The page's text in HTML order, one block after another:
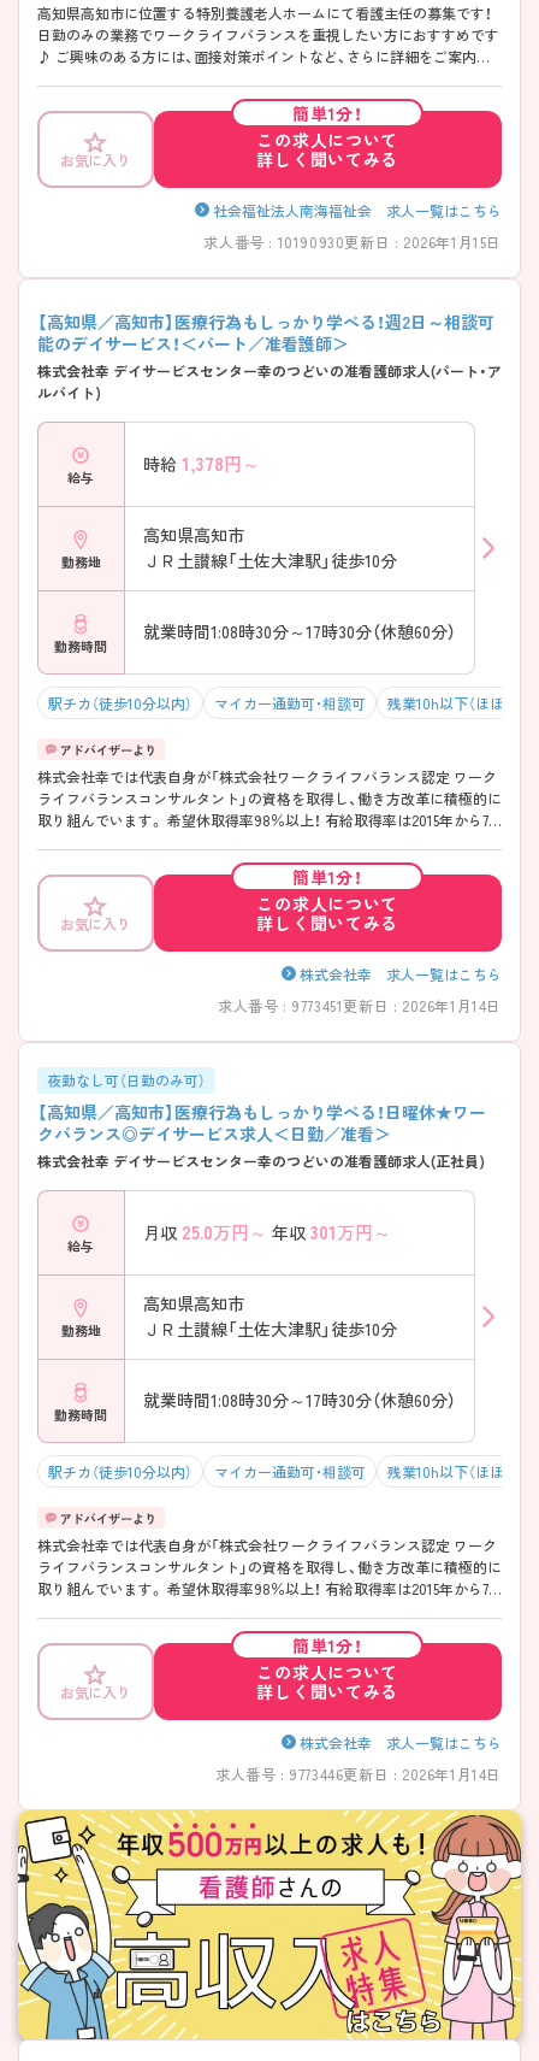
高知県高知市に位置する特別養護老人ホームにて看護主任の募集です！
日勤のみの業務でワークライフバランスを重視したい方におすすめです
♪ ご興味のある方には、面接対策ポイントなど、さらに詳細をご案内し
お気に入り
簡単1分！
この求人について
詳しく聞いてみる
社会福祉法人南海福祉会 求人一覧はこちら
求人番号 : 10190930更新日 : 2026年1月15日
【高知県／高知市】医療行為もしっかり学べる！週2日～相談可
能のデイサービス！＜パート／准看護師＞
株式会社幸 デイサービスセンター幸のつどいの准看護師求人(パート・ア
ルバイト)
給与
時給 1,378円～
勤務地
高知県高知市
ＪＲ土讃線「土佐大津駅」徒歩10分
勤務時間
就業時間1:08時30分～17時30分（休憩60分）
駅チカ（徒歩10分以内） マイカー通勤可・相談可 残業10h以下（ほぼなし）
株式会社幸では代表自身が「株式会社ワークライフバランス認定 ワーク
ライフバランスコンサルタント」の資格を取得し、働き方改革に積極的に
取り組んでいます。 希望休取得率98％以上！ 有給取得率は2015年から7
事の出来る環境が整っています。 また、最初に見学をしてからご面接と
なりますので、安心してご就業先を判断する事もできますよね♪ 子育て
世代も活躍中ですので是非興味のある方は一度ご相談ください。
お気に入り
簡単1分！
この求人について
詳しく聞いてみる
株式会社幸 求人一覧はこちら
求人番号 : 9773451更新日 : 2026年1月14日
夜勤なし可（日勤のみ可）
【高知県／高知市】医療行為もしっかり学べる！日曜休★ワー
クバランス◎デイサービス求人＜日勤／准看＞
株式会社幸 デイサービスセンター幸のつどいの准看護師求人(正社員)
給与
月収 25.0万円～ 年収 301万円～
勤務地
高知県高知市
ＪＲ土讃線「土佐大津駅」徒歩10分
勤務時間
就業時間1:08時30分～17時30分（休憩60分）
駅チカ（徒歩10分以内） マイカー通勤可・相談可 残業10h以下（ほぼなし）
株式会社幸では代表自身が「株式会社ワークライフバランス認定 ワーク
ライフバランスコンサルタント」の資格を取得し、働き方改革に積極的に
取り組んでいます。 希望休取得率98％以上！ 有給取得率は2015年から7
事の出来る環境が整っています。 また、最初に見学をしてからご面接と
なりますので、安心してご就業先を判断する事もできますよね♪ 子育て
世代も活躍中ですので是非興味のある方は一度ご相談ください。
お気に入り
簡単1分！
この求人について
詳しく聞いてみる
株式会社幸 求人一覧はこちら
求人番号 : 9773446更新日 : 2026年1月14日